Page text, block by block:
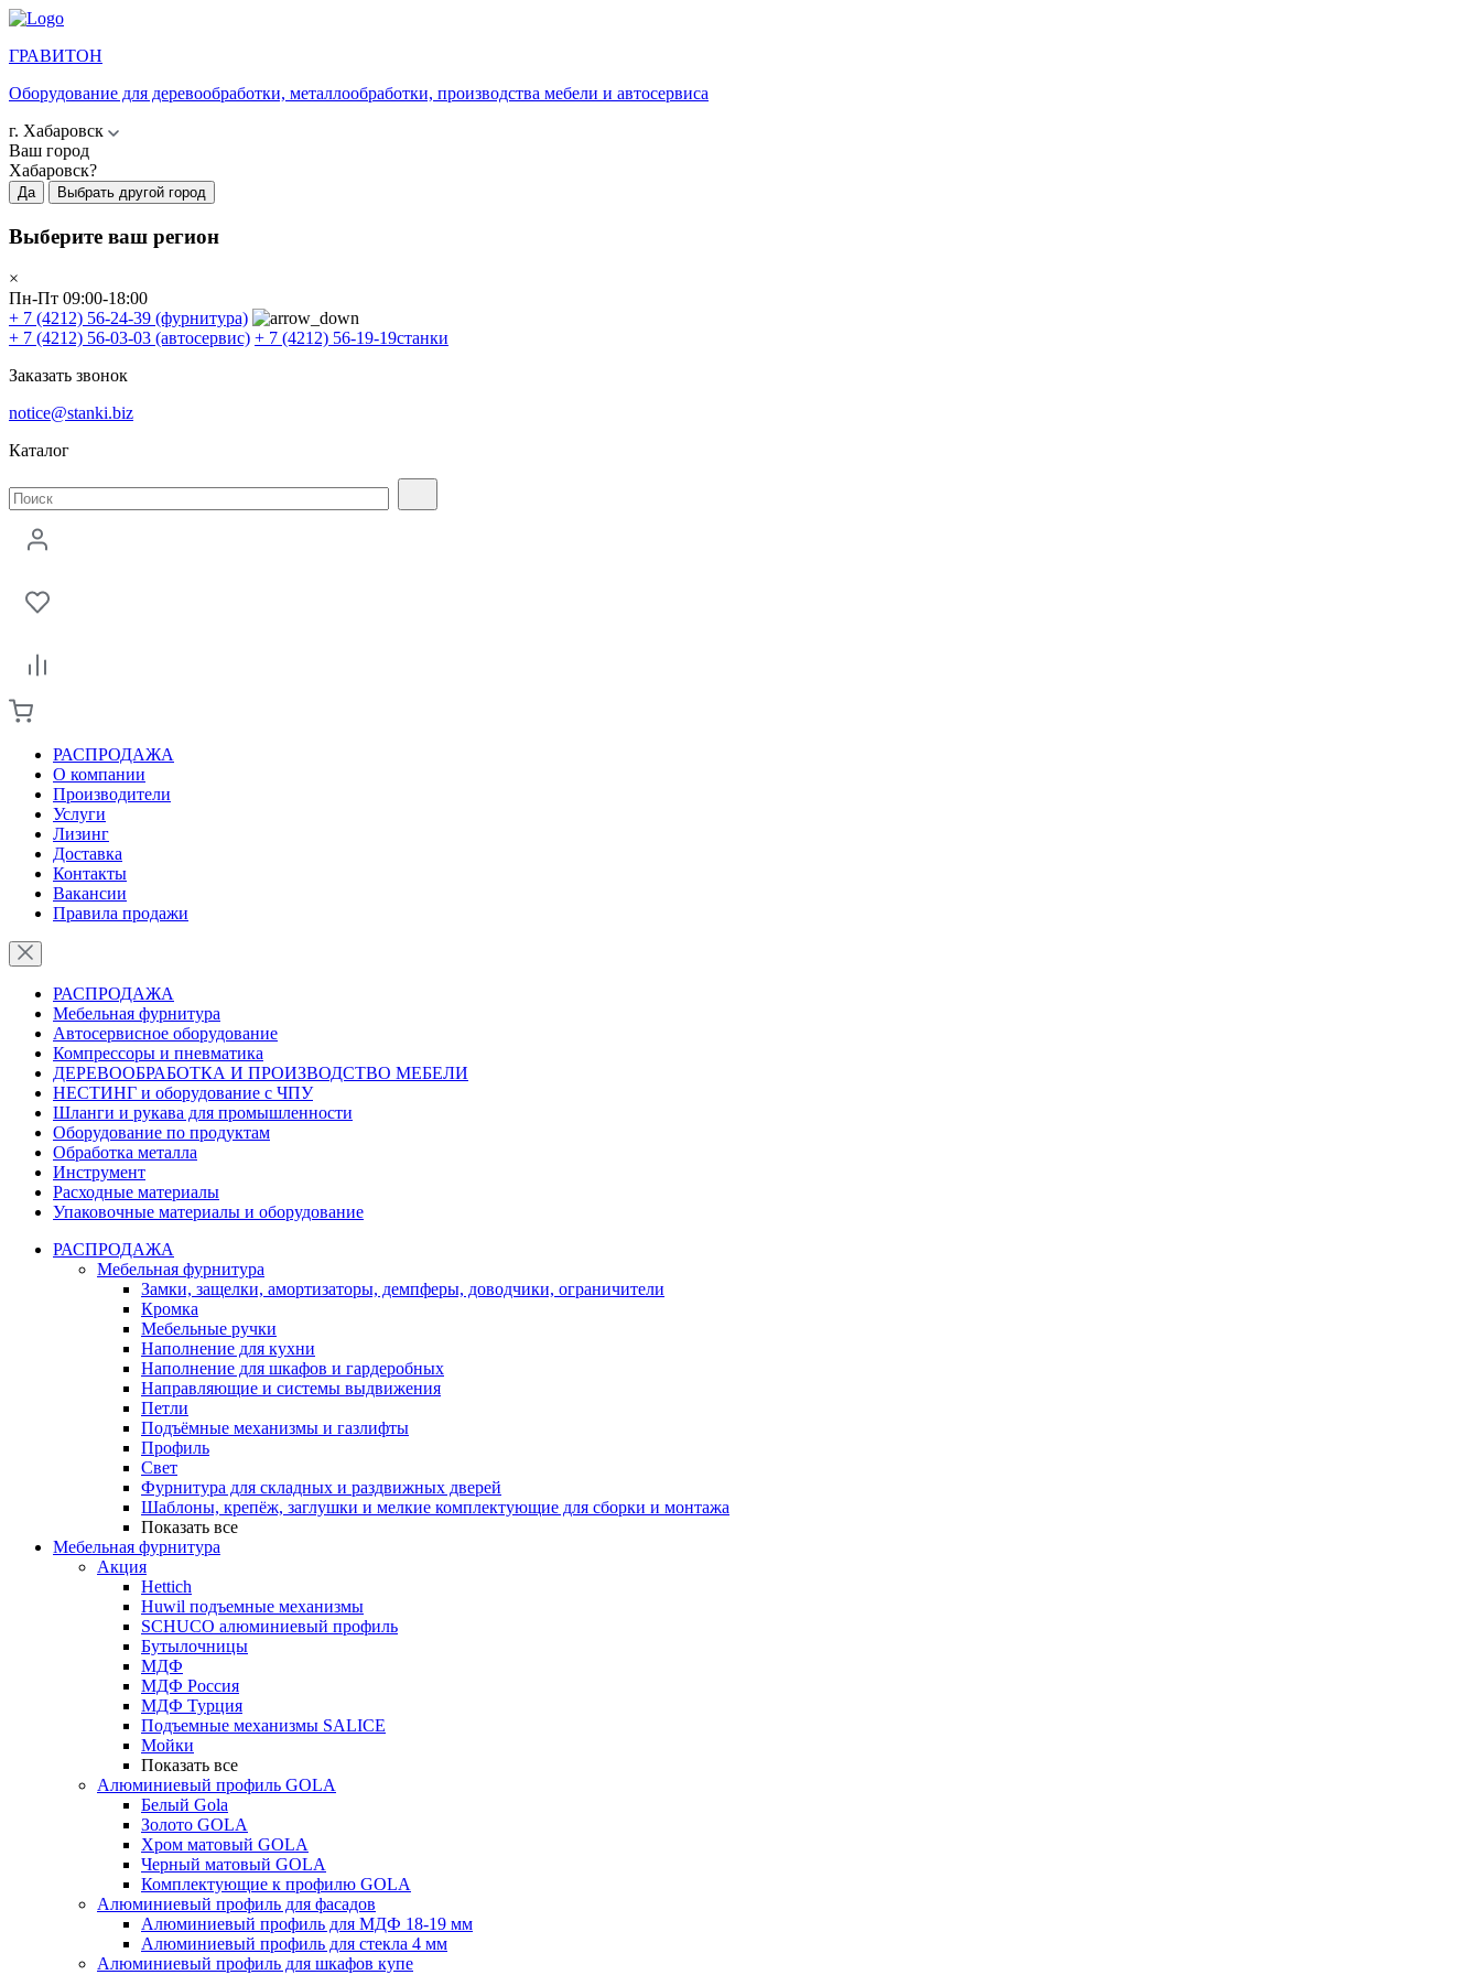
ГРАВИТОН
Оборудование для деревообработки, металлообработки, производства мебели и автосервиса
г. Хабаровск
Ваш город
Хабаровск?
Да Выбрать другой город
Выберите ваш регион
×
Пн-Пт 09:00-18:00
+ 7 (4212) 56-24-39 (фурнитура)
+ 7 (4212) 56-03-03 (автосервис) + 7 (4212) 56-19-19станки
Заказать звонок
notice@stanki.biz
Каталог
РАСПРОДАЖА
О компании
Производители
Услуги
Лизинг
Доставка
Контакты
Вакансии
Правила продажи
РАСПРОДАЖА
Мебельная фурнитура
Автосервисное оборудование
Компрессоры и пневматика
ДЕРЕВООБРАБОТКА И ПРОИЗВОДСТВО МЕБЕЛИ
НЕСТИНГ и оборудование с ЧПУ
Шланги и рукава для промышленности
Оборудование по продуктам
Обработка металла
Инструмент
Расходные материалы
Упаковочные материалы и оборудование
РАСПРОДАЖА
Мебельная фурнитура
Замки, защелки, амортизаторы, демпферы, доводчики, ограничители
Кромка
Мебельные ручки
Наполнение для кухни
Наполнение для шкафов и гардеробных
Направляющие и системы выдвижения
Петли
Подъёмные механизмы и газлифты
Профиль
Свет
Фурнитура для складных и раздвижных дверей
Шаблоны, крепёж, заглушки и мелкие комплектующие для сборки и монтажа
Показать все
Мебельная фурнитура
Акция
Hettich
Huwil подъемные механизмы
SCHUCO алюминиевый профиль
Бутылочницы
МДФ
МДФ Россия
МДФ Турция
Подъемные механизмы SALICE
Мойки
Показать все
Алюминиевый профиль GOLA
Белый Gola
Золото GOLA
Хром матовый GOLA
Черный матовый GOLA
Комплектующие к профилю GOLA
Алюминиевый профиль для фасадов
Алюминиевый профиль для МДФ 18-19 мм
Алюминиевый профиль для стекла 4 мм
Алюминиевый профиль для шкафов купе